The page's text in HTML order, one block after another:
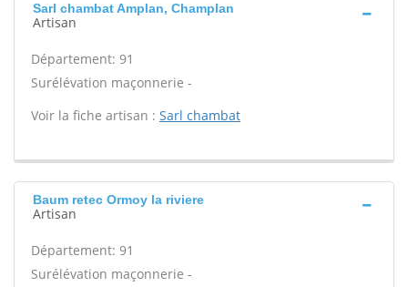
Sarl chambat Amplan, Champlan
Artisan
Département: 91
Surélévation maçonnerie -
Voir la fiche artisan : Sarl chambat
Baum retec Ormoy la riviere
Artisan
Département: 91
Surélévation maçonnerie -